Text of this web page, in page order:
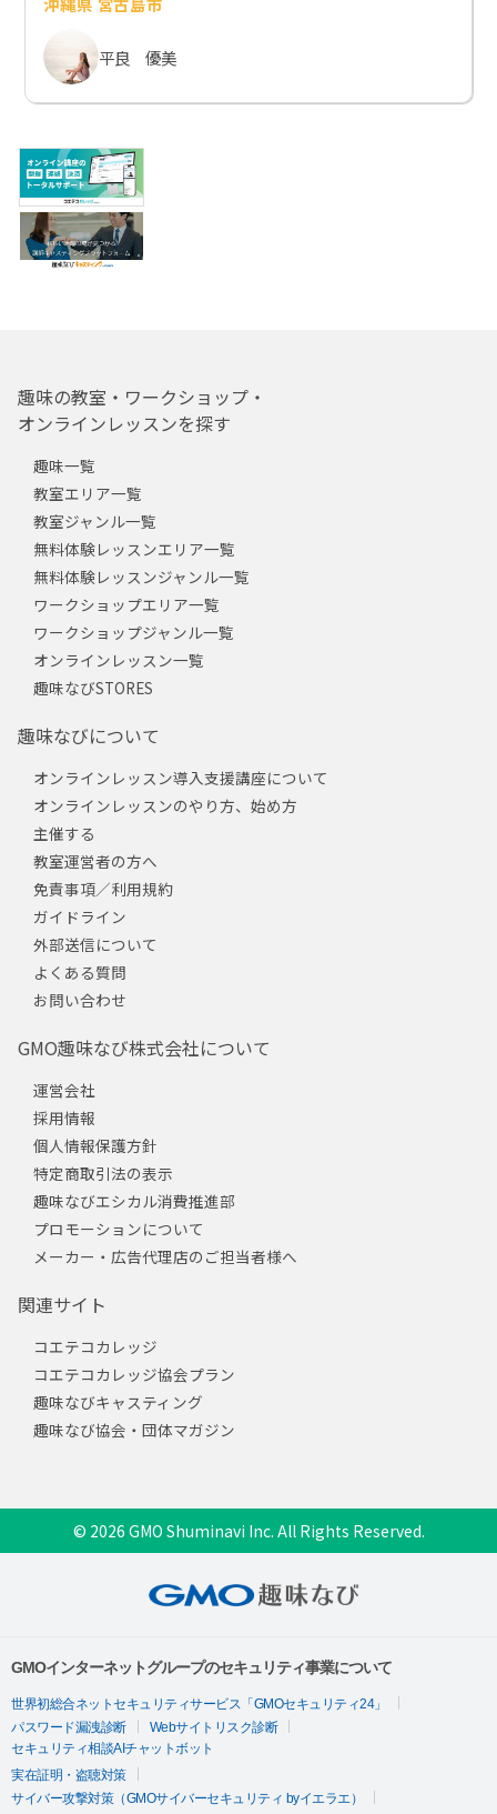
平良 優美
趣味の教室・ワークショップ・
オンラインレッスンを探す
趣味一覧
教室エリア一覧
教室ジャンル一覧
無料体験レッスンエリア一覧
無料体験レッスンジャンル一覧
ワークショップエリア一覧
ワークショップジャンル一覧
オンラインレッスン一覧
趣味なびSTORES
趣味なびについて
オンラインレッスン導入支援講座について
オンラインレッスンのやり方、始め方
主催する
教室運営者の方へ
免責事項／利用規約
ガイドライン
外部送信について
よくある質問
お問い合わせ
GMO趣味なび株式会社について
運営会社
採用情報
個人情報保護方針
特定商取引法の表示
趣味なびエシカル消費推進部
プロモーションについて
メーカー・広告代理店のご担当者様へ
関連サイト
コエテコカレッジ
コエテコカレッジ協会プラン
趣味なびキャスティング
趣味なび協会・団体マガジン
© 2026 GMO Shuminavi Inc. All Rights Reserved.